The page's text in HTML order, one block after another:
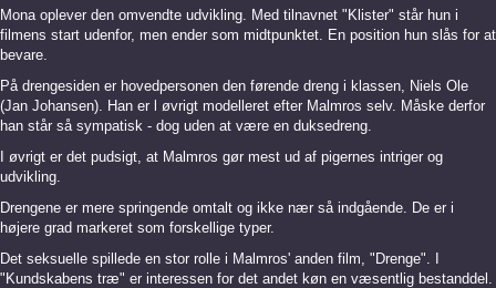
Mona oplever den omvendte udvikling. Med tilnavnet "Klister" står hun i
filmens start udenfor, men ender som midtpunktet. En position hun slås for at
bevare.
På drengesiden er hovedpersonen den førende dreng i klassen, Niels Ole
(Jan Johansen). Han er l øvrigt modelleret efter Malmros selv. Måske derfor
han står så sympatisk - dog uden at være en duksedreng.
I øvrigt er det pudsigt, at Malmros gør mest ud af pigernes intriger og
udvikling.
Drengene er mere springende omtalt og ikke nær så indgående. De er i
højere grad markeret som forskellige typer.
Det seksuelle spillede en stor rolle i Malmros' anden film, "Drenge". I
"Kundskabens træ" er interessen for det andet køn en væsentlig bestanddel.